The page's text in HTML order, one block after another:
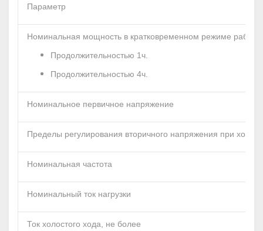
Параметр
Номинальная мощность в кратковременном режиме
Продолжительностью 1ч.
Продолжительностью 4ч.
Номинальное первичное напряжение
Пределы регулирования вторичного напряжения при
Номинальная частота
Номинальный ток нагрузки
Ток холостого хода, не более